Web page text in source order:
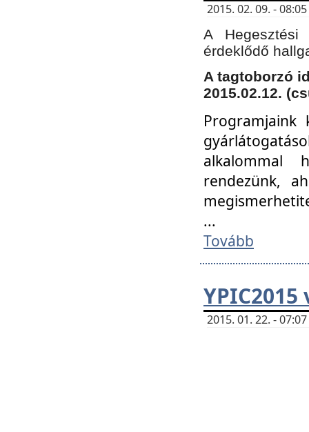
2015. 02. 09. -
A
érdeklődő
A tagtoborzó
2015.02.12.
Programjaink
alkalommal
rendezünk,
...
Tovább
YPIC2015
2015. 01. 22. -